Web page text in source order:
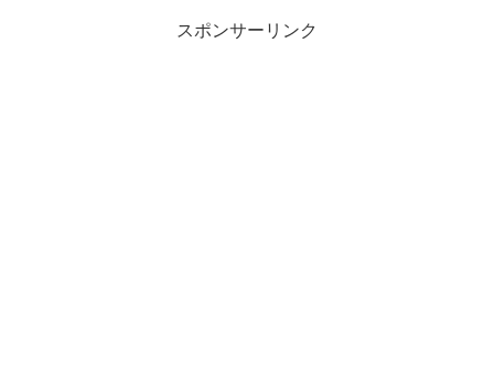
スポンサーリンク